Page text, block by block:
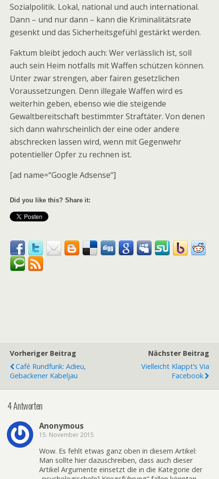
Sozialpolitik. Lokal, national und auch international.
Dann – und nur dann – kann die Kriminalitätsrate
gesenkt und das Sicherheitsgefühl gestärkt werden.
Faktum bleibt jedoch auch: Wer verlässlich ist, soll
auch sein Heim notfalls mit Waffen schützen können.
Unter zwar strengen, aber fairen gesetzlichen
Voraussetzungen. Denn illegale Waffen wird es
weiterhin geben, ebenso wie die steigende
Gewaltbereitschaft bestimmter Straftäter. Von denen
sich dann wahrscheinlich der eine oder andere
abschrecken lassen wird, wenn mit Gegenwehr
potentieller Opfer zu rechnen ist.
[ad name=“Google Adsense“]
Did you like this? Share it:
Vorheriger Beitrag
Café Rundfunk: Adieu,
Gebackener Kabeljau
Nächster Beitrag
Vielleicht Klappt’s Via
Facebook
4 Antworten
Anonymous
15. November 2015
Wow. Es fehlt etwas ganz oben in diesem Artikel:
Man sollte hier dazuschreiben, dass auch dieser
Artikel Argumente einsetzt die in die Kategorie der